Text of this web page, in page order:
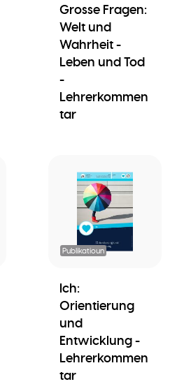
Grosse Fragen:
Welt und
Wahrheit -
Leben und Tod
-
Lehrerkommen
tar
Publikatioun
Ich:
Orientierung
und
Entwicklung -
Lehrerkommen
tar